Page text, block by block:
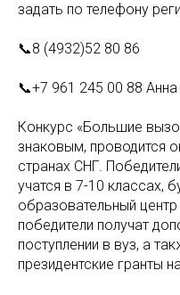
задать по телефону
📞8 (4932)52 80 86
📞+7 961 245 00 88
Конкурс «Большие
знаковым, проводится
странах СНГ.
учатся в 7-10 классах,
образовательный
победители получат
поступлении в вуз, а
президентские гранты